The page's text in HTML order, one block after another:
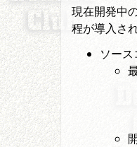
現在開発中
程が導入さ
ソース